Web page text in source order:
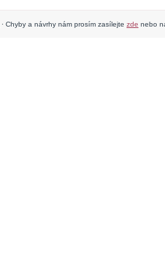
· Chyby a návrhy nám prosím zasílejte zde nebo